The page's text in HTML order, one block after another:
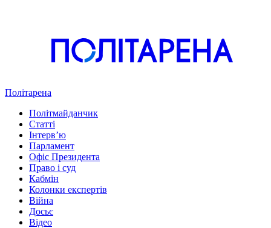
Політарена
Політмайданчик
Статті
Інтервʼю
Парламент
Офіс Президента
Право і суд
Кабмін
Колонки експертів
Війна
Досьє
Відео